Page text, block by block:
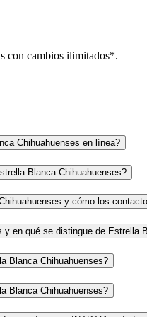
con cambios ilimitados*.
Chihuahuenses en línea?
Blanca Chihuahuenses?
y cómo los
en qué se distingue de Estrella
Blanca Chihuahuenses?
Blanca Chihuahuenses?